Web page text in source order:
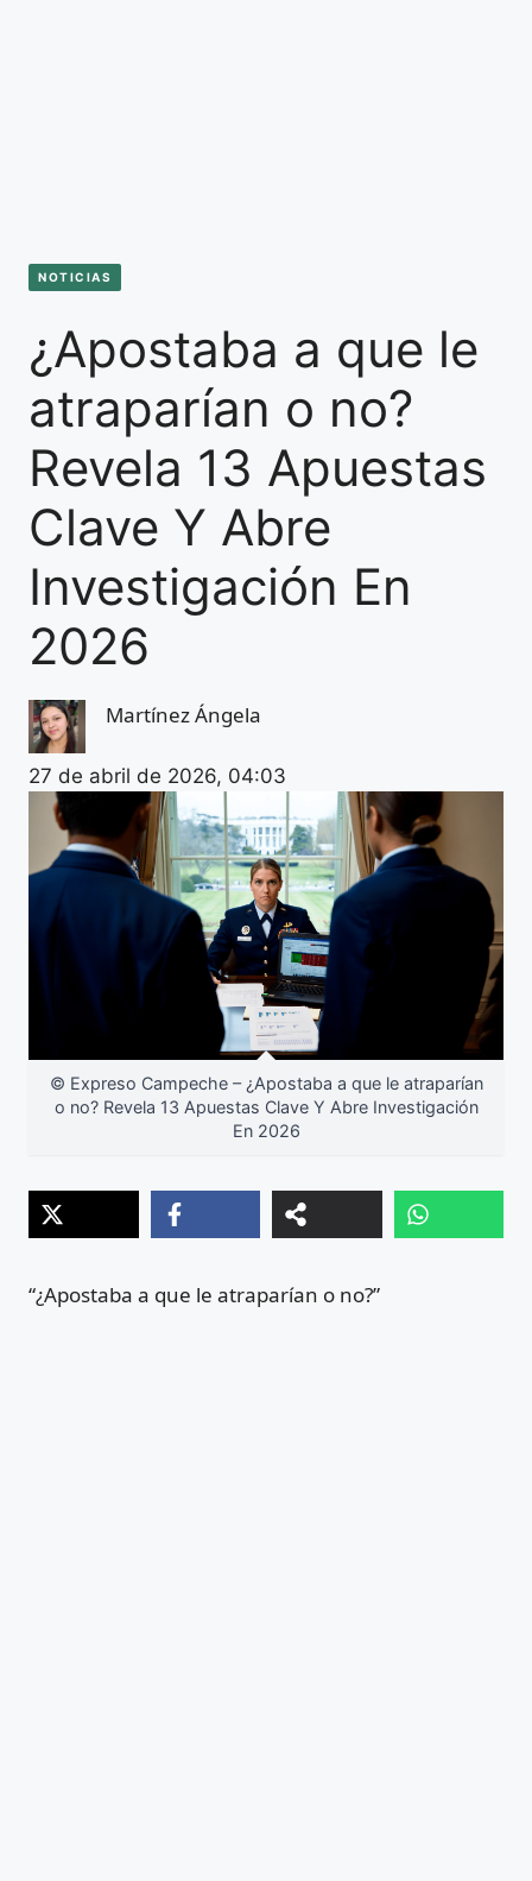
NOTICIAS
¿Apostaba a que le
atraparían o no?
Revela 13 Apuestas
Clave Y Abre
Investigación En
2026
Martínez Ángela
27 de abril de 2026, 04:03
© Expreso Campeche – ¿Apostaba a que le atraparían
o no? Revela 13 Apuestas Clave Y Abre Investigación
En 2026
“¿Apostaba a que le atraparían o no?”